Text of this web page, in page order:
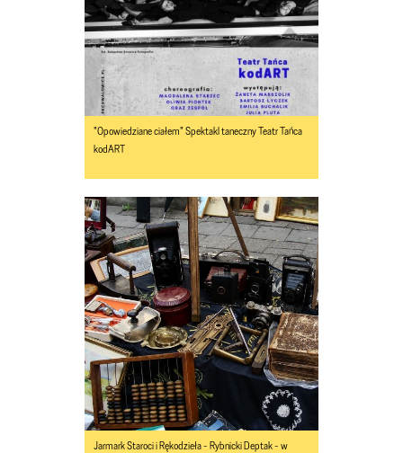
"Opowiedziane ciałem" Spektakl taneczny Teatr Tańca
kodART
Jarmark Staroci i Rękodzieła - Rybnicki Deptak - w